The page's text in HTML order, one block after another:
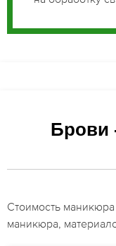
Брови
Стоимость маникюра
маникюра,